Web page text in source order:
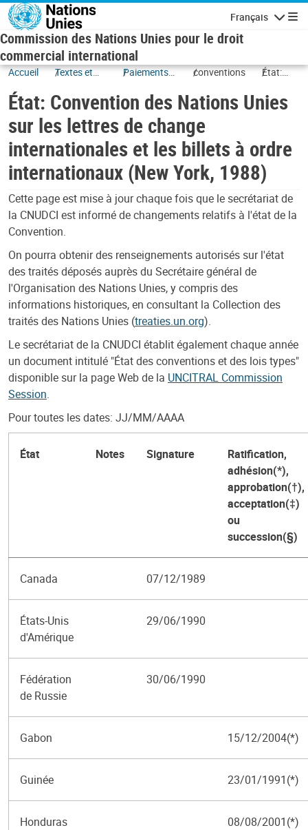
Skip to main content
Français
Commission des Nations Unies pour le droit
commercial international
Accueil
Textes et
Paiements
financement
du
commerce
conventions
État:
des
change
et les
ordre
(New York,
État: Convention des Nations Unies
sur les lettres de change
internationales et les billets à ordre
internationaux (New York, 1988)
Cette page est mise à jour chaque fois que le secrétariat de
la CNUDCI est informé de changements relatifs à l'état de la
Convention.
On pourra obtenir des renseignements autorisés sur l'état
des traités déposés auprès du Secrétaire général de
l'Organisation des Nations Unies, y compris des
informations historiques, en consultant la Collection des
traités des Nations Unies (treaties.un.org).
Le secrétariat de la CNUDCI établit également chaque année
un document intitulé "État des conventions et des lois types"
disponible sur la page Web de la UNCITRAL Commission
Session.
Pour toutes les dates: JJ/MM/AAAA
État Notes Signature
Ratification,
adhésion(*),
approbation(†),
acceptation(‡)
ou
succession(§)
Canada 07/12/1989
États-Unis
d'Amérique
29/06/1990
Fédération
de Russie
30/06/1990
Gabon 15/12/2004(*)
Guinée 23/01/1991(*)
Honduras 08/08/2001(*)